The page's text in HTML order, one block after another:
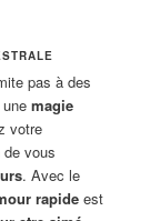
pas à des
unemagie
votre
de vous
. Avec le
rapide est